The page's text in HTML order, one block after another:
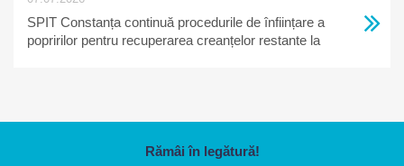
SPIT Constanța continuă procedurile de înființare a
popririlor pentru recuperarea creanțelor restante la
Rămâi în legătură!